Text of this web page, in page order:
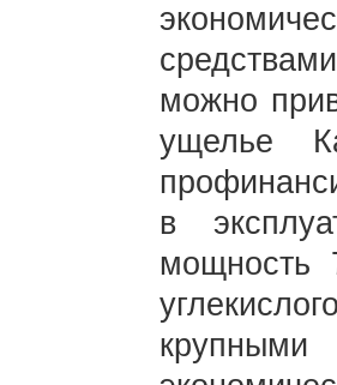
можно
ущелье
в
мощность